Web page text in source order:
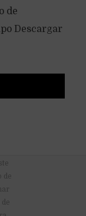
de
Descargar